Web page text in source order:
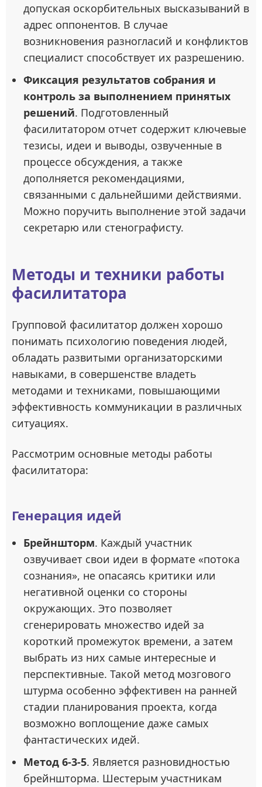
допуская оскорбительных высказываний в
адрес оппонентов. В случае
возникновения разногласий и конфликтов
специалист способствует их разрешению.
Фиксация результатов собрания и
контроль за выполнением принятых
решений. Подготовленный
фасилитатором отчет содержит ключевые
тезисы, идеи и выводы, озвученные в
процессе обсуждения, а также
дополняется рекомендациями,
связанными с дальнейшими действиями.
Можно поручить выполнение этой задачи
секретарю или стенографисту.
Методы и техники работы
фасилитатора
Групповой фасилитатор должен хорошо
понимать психологию поведения людей,
обладать развитыми организаторскими
навыками, в совершенстве владеть
методами и техниками, повышающими
эффективность коммуникации в различных
ситуациях.
Рассмотрим основные методы работы
фасилитатора:
Генерация идей
Брейншторм. Каждый участник
озвучивает свои идеи в формате «потока
сознания», не опасаясь критики или
негативной оценки со стороны
окружающих. Это позволяет
сгенерировать множество идей за
короткий промежуток времени, а затем
выбрать из них самые интересные и
перспективные. Такой метод мозгового
штурма особенно эффективен на ранней
стадии планирования проекта, когда
возможно воплощение даже самых
фантастических идей.
Метод 6-3-5. Является разновидностью
брейншторма. Шестерым участникам